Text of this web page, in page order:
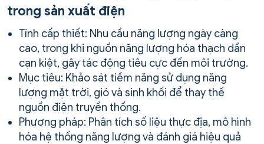
trong sản xuất điện
Tính cấp thiết: Nhu cầu năng lượng ngày càng
cao, trong khi nguồn năng lượng hóa thạch dần
cạn kiệt, gây tác động tiêu cực đến môi trường.
Mục tiêu: Khảo sát tiềm năng sử dụng năng
lượng mặt trời, gió và sinh khối để thay thế
nguồn điện truyền thống.
Phương pháp: Phân tích số liệu thực địa, mô hình
hóa hệ thống năng lượng và đánh giá hiệu quả